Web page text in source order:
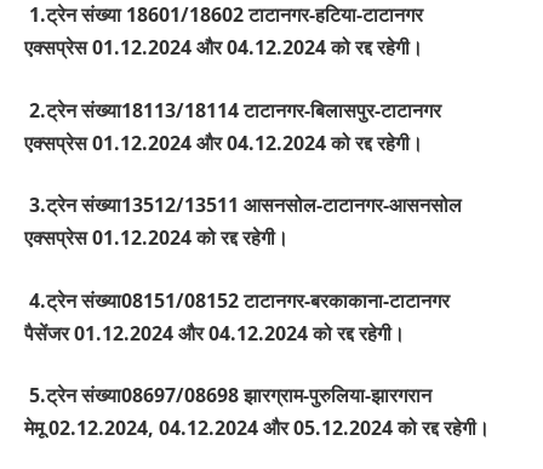
1.ट्रेन संख्या18601/18602टाटानगर-हटिया-टाटानगर
एक्सप्रेस01.12.2024और04.12.2024को रद्द रहेगी।
2.ट्रेन संख्या18113/18114टाटानगर-बिलासपुर-टाटानगर
एक्सप्रेस01.12.2024और04.12.2024को रद्द रहेगी।
3.ट्रेन संख्या13512/13511 आसनसोल-टाटानगर-आसनसोल
एक्सप्रेस01.12.2024को रद्द रहेगी।
4.ट्रेन संख्या08151/08152टाटानगर-बरकाकाना-टाटानगर
पैसेंजर01.12.2024और04.12.2024को रद्द रहेगी।
5.ट्रेन संख्या08697/08698झारग्राम-पुरुलिया-झारगरान
मेमू02.12.2024, 04.12.2024और05.12.2024को रद्द रहेगी।